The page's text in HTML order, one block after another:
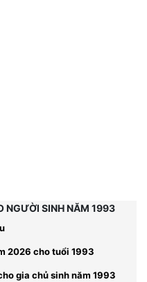
NGƯỜI SINH NĂM 1993
2026 cho tuổi 1993
gia chủ sinh năm 1993